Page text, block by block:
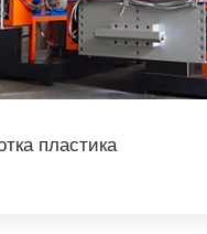
пластика